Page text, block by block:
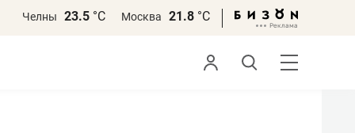
Челны 23.5 °С Москва 21.8 °С